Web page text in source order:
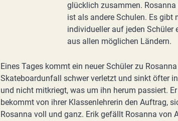
glücklich zusammen.
ist als andere Schulen. Es gibt
individueller auf jeden Schüler
aus allen möglichen Ländern.
Eines Tages kommt ein neuer Schüler zu
Skateboardunfall schwer verletzt und sinkt öfter
und nicht mitkriegt, was um ihn herum passiert.
bekommt von ihrer Klassenlehrerin den Auftrag,
Rosanna voll und ganz. Erik gefällt Rosanna von